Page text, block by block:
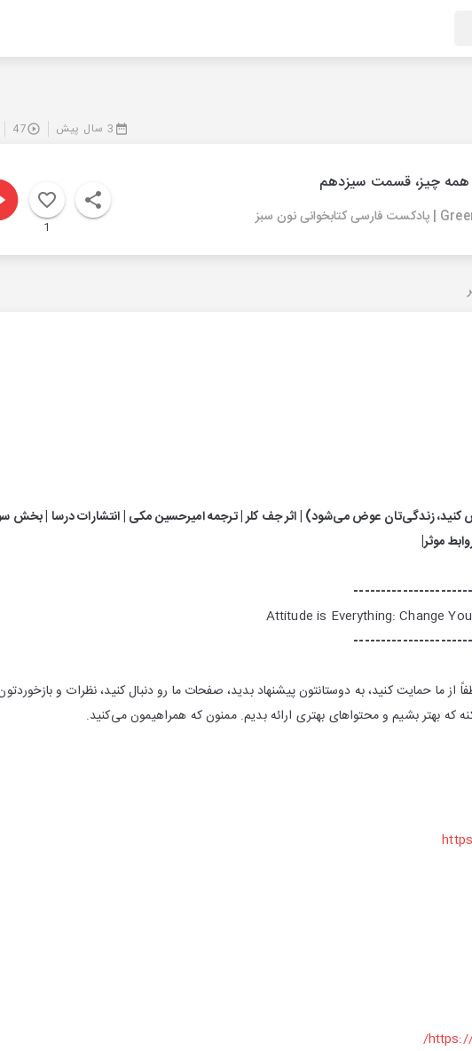
3 سال پیش 47
چیز، قسمت سیزدهم
1
زندگی‌تان عوض می‌شود) | اثر جف کلر | ترجمه امیرحسین مکی | انتشارات درسا | بخش
موثر|
Attitude is Everything: Change
ما حمایت کنید، به دوستانتون پیشنهاد بدید، صفحات ما رو دنبال کنید، نظرات و
که بهتر بشیم و محتواهای بهتری ارائه بدیم. ممنون که همراهیمون می‌کنید.